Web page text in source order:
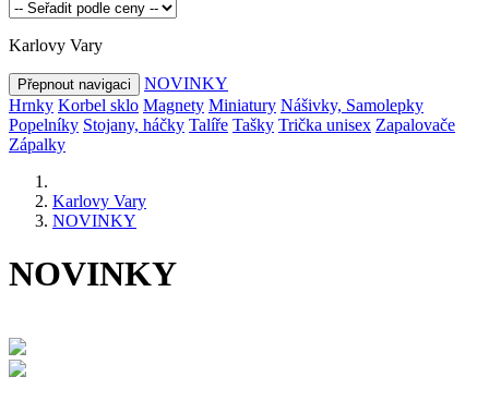
Karlovy Vary
Přepnout navigaci
NOVINKY
Hrnky Korbel sklo Magnety Miniatury Nášivky, Samolepky
Popelníky Stojany, háčky Talíře Tašky Trička unisex Zapalovače
Zápalky
Karlovy Vary
NOVINKY
NOVINKY